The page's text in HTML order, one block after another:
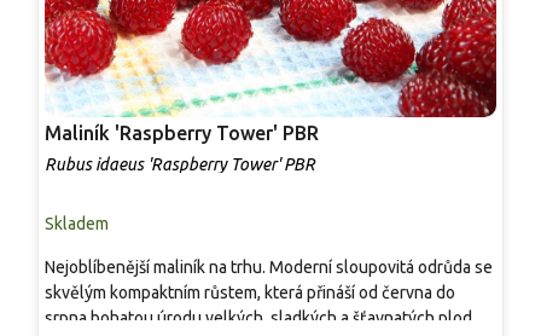
Maliník 'Raspberry Tower' PBR
Rubus idaeus 'Raspberry Tower' PBR
Skladem
Nejoblíbenější maliník na trhu. Moderní sloupovitá odrůda se
skvělým kompaktním růstem, která přináší od června do
srpna bohatou úrodu velkých, sladkých a šťavnatých plodů.